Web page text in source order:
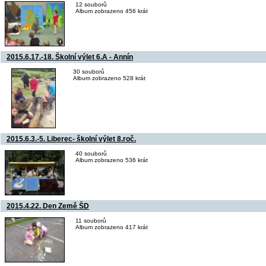
12 souborů
Album zobrazeno 456 krát
2015.6.17.-18. Školní výlet 6.A - Annín
30 souborů
Album zobrazeno 528 krát
2015.6.3.-5. Liberec- školní výlet 8.roč.
40 souborů
Album zobrazeno 536 krát
2015.4.22. Den Země ŠD
11 souborů
Album zobrazeno 417 krát